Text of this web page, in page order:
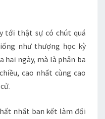
tới thật sự có chút quá
như thượng học kỳ
hai ngày, mà là phân ba
cao nhất cùng cao
nhất ban kết làm đối